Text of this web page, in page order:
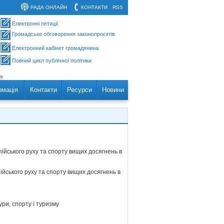
RSS
КОНТАКТИ
РАДА ОНЛАЙН
Електронні петиції
Громадське обговорення законопроєктів
Електронний кабінет громадянина
Повний цикл публічної політики
Контакти Ресурси Новини
руху та спорту вищих досягнень в
руху та спорту вищих досягнень в
спорту і туризму